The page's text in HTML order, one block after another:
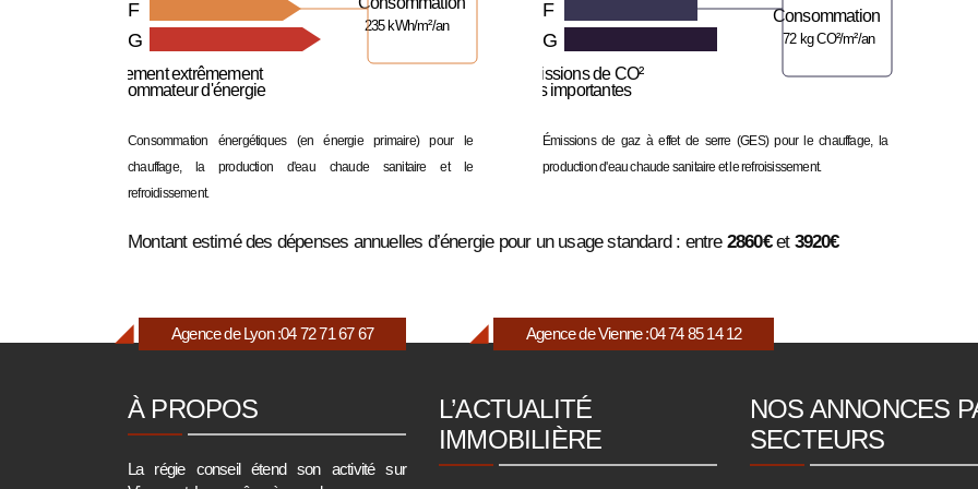
235 kWh/m²/an
F
G
Logement extrêmement
consommateur d'énergie
Consommation énergétiques (en énergie primaire) pour le
chauffage, la production d'eau chaude sanitaire et le
refroidissement.
Consommation
72 kg CO²/m²/an
F
G
Émissions de CO²
très importantes
Émissions de gaz à effet de serre (GES) pour le chauffage, la
production d'eau chaude sanitaire et le refroisissement.
Montant estimé des dépenses annuelles d’énergie pour un usage standard : entre 2860€et 3920€
Agence de Lyon :04 72 71 67 67 Agence de Vienne :04 74 85 14 12
À PROPOS
La régie conseil étend son activité sur
L’ACTUALITÉ
IMMOBILIÈRE
NOS ANNONCES
SECTEURS